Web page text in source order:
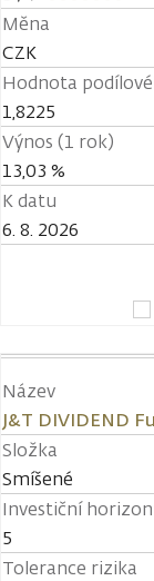
Měna
CZK
Hodnota
1,8225
Výnos (1 rok)
13,03 %
K datu
6. 8. 2026
Název
J&T DIVIDEND
Složka
Smíšené
Investiční
5
Tolerance rizika